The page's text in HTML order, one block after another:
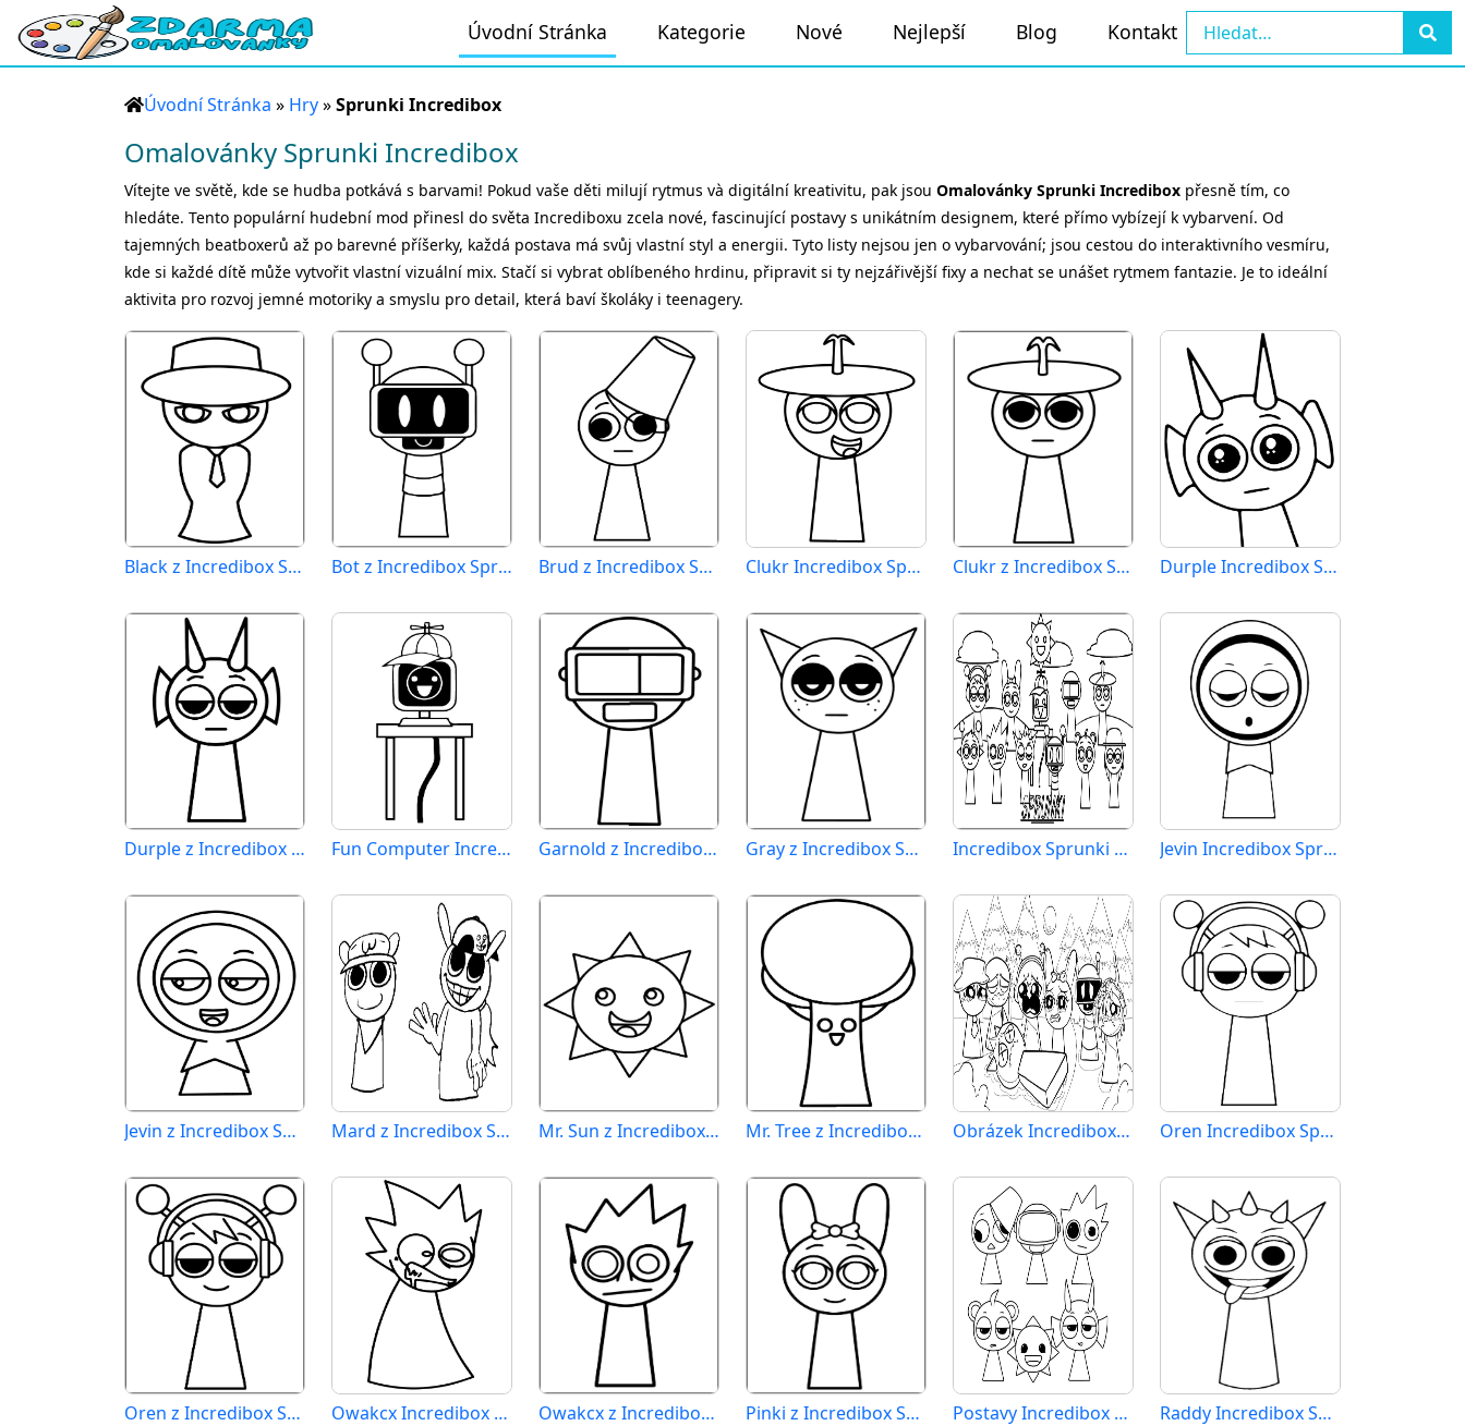
Úvodní Stránka Kategorie Nové Nejlepší Blog Kontakt
Úvodní Stránka » Hry»Sprunki Incredibox
Omalovánky Sprunki Incredibox
Vítejte ve světě, kde se hudba potkává s barvami! Pokud vaše děti milují rytmus và digitální kreativitu, pak jsou Omalovánky Sprunki Incredibox přesně tím, co
hledáte. Tento populární hudební mod přinesl do světa Incrediboxu zcela nové, fascinující postavy s unikátním designem, které přímo vybízejí k vybarvení. Od
tajemných beatboxerů až po barevné příšerky, každá postava má svůj vlastní styl a energii. Tyto listy nejsou jen o vybarvování; jsou cestou do interaktivního vesmíru,
kde si každé dítě může vytvořit vlastní vizuální mix. Stačí si vybrat oblíbeného hrdinu, připravit si ty nejzářivější fixy a nechat se unášet rytmem fantazie. Je to ideální
aktivita pro rozvoj jemné motoriky a smyslu pro detail, která baví školáky i teenagery.
Black z Incredibox Sprunki Bot z Incredibox Sprunki Brud z Incredibox Sprunki Clukr Incredibox Sprunki Clukr z Incredibox Sprunki Durple Incredibox Sprunki
Durple z Incredibox Sprunki Fun Computer Incredibox Sprunki Garnold z Incredibox Sprunki Gray z Incredibox Sprunki Incredibox Sprunki zdarma Jevin Incredibox Sprunki
Jevin z Incredibox Sprunki Mard z Incredibox Sprunki Mr. Sun z Incredibox Sprunki Mr. Tree z Incredibox Sprunki Obrázek Incredibox Sprunki Oren Incredibox Sprunki
Oren z Incredibox Sprunki Owakcx Incredibox Sprunki Owakcx z Incredibox Sprunki Pinki z Incredibox Sprunki Postavy Incredibox Sprunki Raddy Incredibox Sprunki